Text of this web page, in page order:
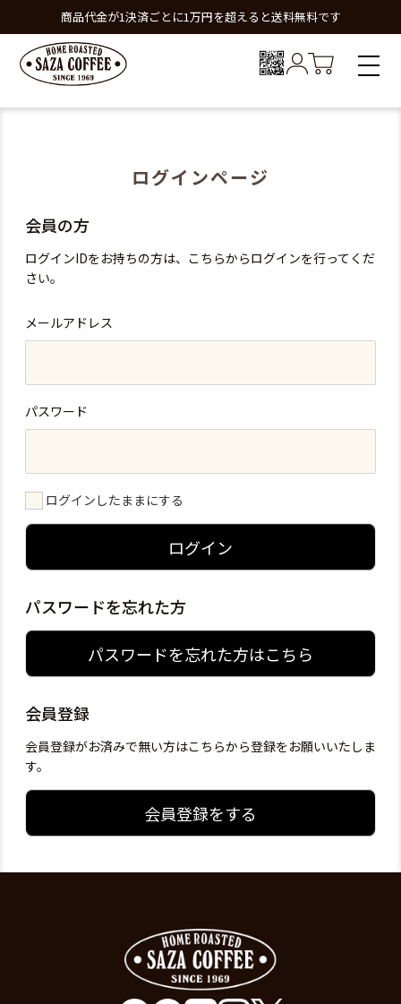
商品代金が1決済ごとに1万円を超えると送料無料です
ログインページ
会員の方
ログインIDをお持ちの方は、こちらからログインを行ってくだ
さい。
メールアドレス
パスワード
ログインしたままにする
ログイン
パスワードを忘れた方
パスワードを忘れた方はこちら
会員登録
会員登録がお済みで無い方はこちらから登録をお願いいたしま
す。
会員登録をする